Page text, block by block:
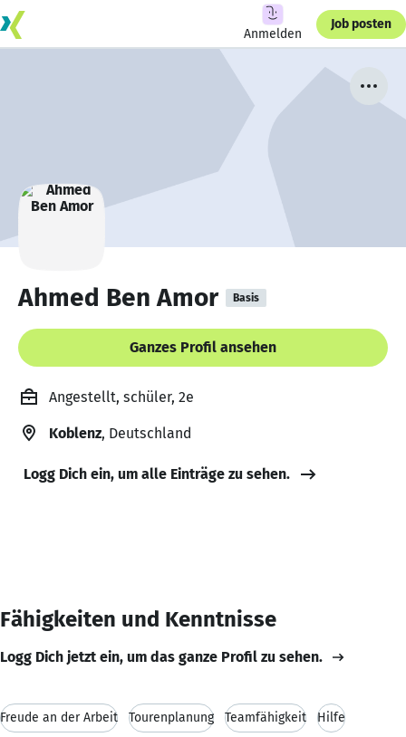
Anmelden
Job posten
Ahmed Ben Amor Basis
Ganzes Profil ansehen
Angestellt, schüler, 2e
Koblenz, Deutschland
Logg Dich ein, um alle Einträge zu sehen.
Fähigkeiten und Kenntnisse
Logg Dich jetzt ein, um das ganze Profil zu sehen.
Freude an der Arbeit Tourenplanung Teamfähigkeit Hilfe